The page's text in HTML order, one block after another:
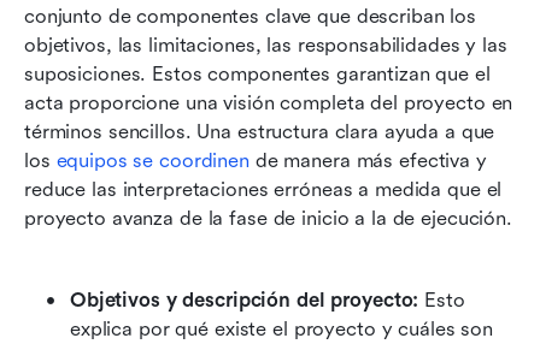
conjunto de componentes clave que describan los
objetivos, las limitaciones, las responsabilidades y las
suposiciones. Estos componentes garantizan que el
acta proporcione una visión completa del proyecto en
términos sencillos. Una estructura clara ayuda a que
los equipos se coordinen de manera más efectiva y
reduce las interpretaciones erróneas a medida que el
Objetivos y descripción del proyecto: Esto
explica por qué existe el proyecto y cuáles son